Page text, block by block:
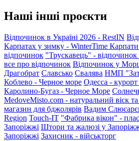
Наші інші проєкти
Відпочинок в Україні 2026 - RestIN
Карпатах у зимку - WinterTime
відпочинок "Трускавець" - відпочинок
все про відпочинок Відпочинок у
Драгобрат Славсько Свалява НМП
Коблево - Черное море Одесса -
Каролино-Бугаз - Черное Море
MedoveMisto.com - натуральний віск
магазин для бджолярів Вадим
Region Touch-IT "Фабрика вікон" -
Запоріжжі Штори та жалюзі у
Запоріжжі Захисник - військторг